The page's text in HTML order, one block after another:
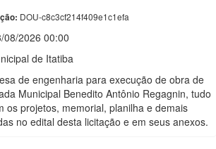
DOU-c8c3cf214f409e1c1efa
08/2026 00:00
de Itatiba
de engenharia para execução de obra de
Municipal Benedito Antônio Regagnin, tudo
os projetos, memorial, planilha e demais
no edital desta licitação e em seus anexos.